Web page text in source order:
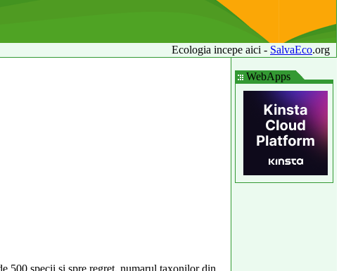
Ecologia incepe aici - SalvaEco.org
500 specii si spre regret, numarul taxonilor din
WebApps